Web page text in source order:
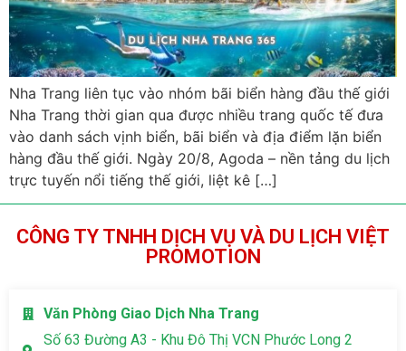
Nha Trang liên tục vào nhóm bãi biển hàng đầu thế giới
Nha Trang thời gian qua được nhiều trang quốc tế đưa
vào danh sách vịnh biển, bãi biển và địa điểm lặn biển
hàng đầu thế giới. Ngày 20/8, Agoda – nền tảng du lịch
trực tuyến nổi tiếng thế giới, liệt kê […]
CÔNG TY TNHH DỊCH VỤ VÀ DU LỊCH VIỆT
PROMOTION
Văn Phòng Giao Dịch Nha Trang
Số 63 Đường A3 - Khu Đô Thị VCN Phước Long 2